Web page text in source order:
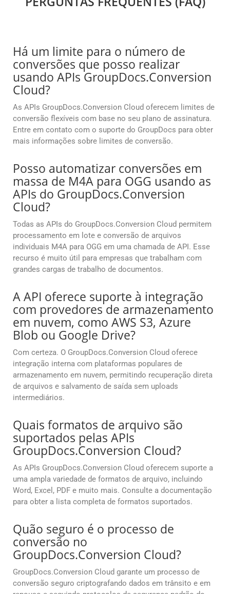
Há um limite para o número de
conversões que posso realizar
usando APIs GroupDocs.Conversion
Cloud?
As APIs GroupDocs.Conversion Cloud oferecem limites de
conversão flexíveis com base no seu plano de assinatura.
Entre em contato com o suporte do GroupDocs para obter
mais informações sobre limites de conversão.
Posso automatizar conversões em
massa de M4A para OGG usando as
APIs do GroupDocs.Conversion
Cloud?
Todas as APIs do GroupDocs.Conversion Cloud permitem
processamento em lote e conversão de arquivos
individuais M4A para OGG em uma chamada de API. Esse
recurso é muito útil para empresas que trabalham com
grandes cargas de trabalho de documentos.
A API oferece suporte à integração
com provedores de armazenamento
em nuvem, como AWS S3, Azure
Blob ou Google Drive?
Com certeza. O GroupDocs.Conversion Cloud oferece
integração interna com plataformas populares de
armazenamento em nuvem, permitindo recuperação direta
de arquivos e salvamento de saída sem uploads
intermediários.
Quais formatos de arquivo são
suportados pelas APIs
GroupDocs.Conversion Cloud?
As APIs GroupDocs.Conversion Cloud oferecem suporte a
uma ampla variedade de formatos de arquivo, incluindo
Word, Excel, PDF e muito mais. Consulte a documentação
para obter a lista completa de formatos suportados.
Quão seguro é o processo de
conversão no
GroupDocs.Conversion Cloud?
GroupDocs.Conversion Cloud garante um processo de
conversão seguro criptografando dados em trânsito e em